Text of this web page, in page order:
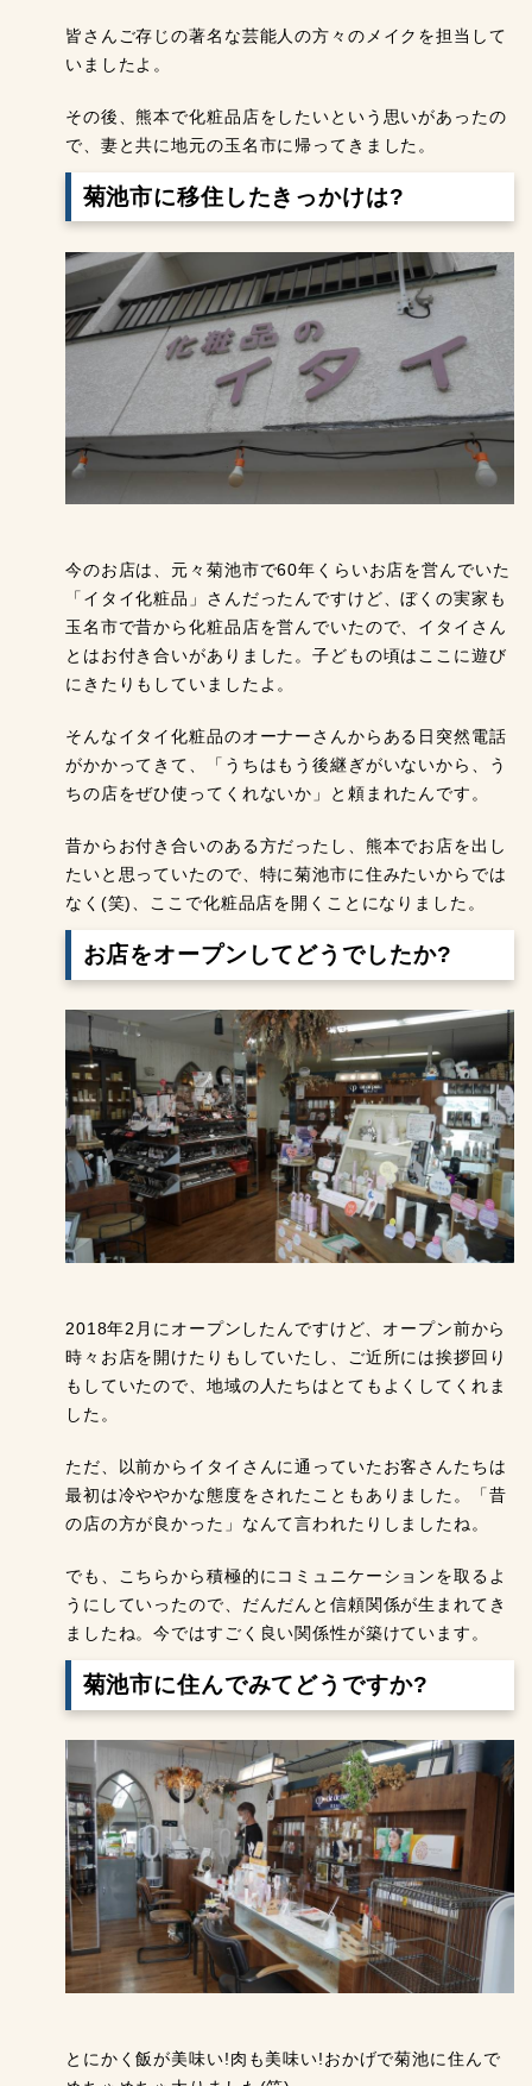
皆さんご存じの著名な芸能人の方々のメイクを担当して
いましたよ。
その後、熊本で化粧品店をしたいという思いがあったの
で、妻と共に地元の玉名市に帰ってきました。
菊池市に移住したきっかけは?
今のお店は、元々菊池市で60年くらいお店を営んでいた
「イタイ化粧品」さんだったんですけど、ぼくの実家も
玉名市で昔から化粧品店を営んでいたので、イタイさん
とはお付き合いがありました。子どもの頃はここに遊び
にきたりもしていましたよ。
そんなイタイ化粧品のオーナーさんからある日突然電話
がかかってきて、「うちはもう後継ぎがいないから、う
ちの店をぜひ使ってくれないか」と頼まれたんです。
昔からお付き合いのある方だったし、熊本でお店を出し
たいと思っていたので、特に菊池市に住みたいからでは
なく(笑)、ここで化粧品店を開くことになりました。
お店をオープンしてどうでしたか?
2018年2月にオープンしたんですけど、オープン前から
時々お店を開けたりもしていたし、ご近所には挨拶回り
もしていたので、地域の人たちはとてもよくしてくれま
した。
ただ、以前からイタイさんに通っていたお客さんたちは
最初は冷ややかな態度をされたこともありました。「昔
の店の方が良かった」なんて言われたりしましたね。
でも、こちらから積極的にコミュニケーションを取るよ
うにしていったので、だんだんと信頼関係が生まれてき
ましたね。今ではすごく良い関係性が築けています。
菊池市に住んでみてどうですか?
とにかく飯が美味い!肉も美味い!おかげで菊池に住んで